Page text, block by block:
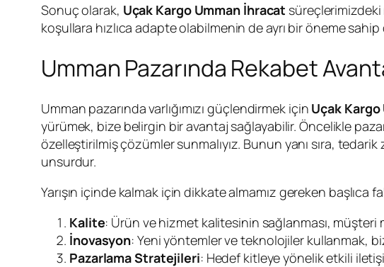
Sonuç olarak, Uçak Kargo Umman İhracat süreçlerimizdeki
koşullara hızlıca adapte olabilmenin de ayrı bir öneme
Umman Pazarında Rekabet
Umman pazarında varlığımızı güçlendirmek için Uçak
yürümek, bize belirgin bir avantaj sağlayabilir. Öncelikle
özelleştirilmiş çözümler sunmalıyız. Bunun yanı sıra,
unsurdur.
Yarışın içinde kalmak için dikkate almamız gereken başlıca
Kalite: Ürün ve hizmet kalitesinin sağlanması, müşteri
İnovasyon: Yeni yöntemler ve teknolojiler kullanmak,
Pazarlama Stratejileri: Hedef kitleye yönelik etkili